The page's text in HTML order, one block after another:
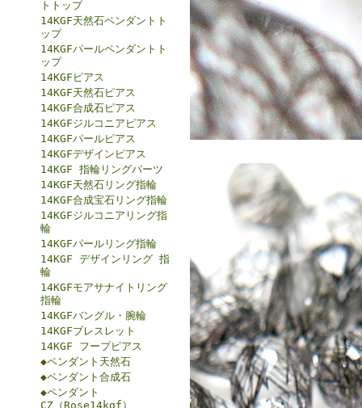
トトップ
14KGF天然石ペンダントト
ップ
14KGFパールペンダントト
ップ
14KGFピアス
14KGF天然石ピアス
14KGF合成石ピアス
14KGFジルコニアピアス
14KGFパールピアス
14KGFデザインピアス
14KGF 指輪リングパーツ
14KGF天然石リング指輪
14KGF合成宝石リング指輪
14KGFジルコニアリング指
輪
14KGFパールリング指輪
14KGF デザインリング 指
輪
14KGFモアサナイトリング
指輪
14KGFバングル・腕輪
14KGFブレスレット
14KGF フープピアス
◆ペンダント天然石
◆ペンダント合成石
◆ペンダント
CZ（Rose14kgf）